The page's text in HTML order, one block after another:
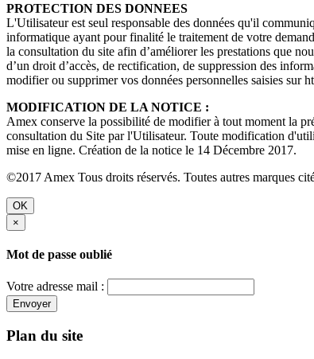
PROTECTION DES DONNEES
L'Utilisateur est seul responsable des données qu'il
informatique ayant pour finalité le traitement de votre
la consultation du site afin d’améliorer les prestations que
d’un droit d’accès, de rectification, de suppression des
modifier ou supprimer vos données personnelles saisies sur
MODIFICATION DE LA NOTICE :
Amex conserve la possibilité de modifier à tout moment la
consultation du Site par l'Utilisateur. Toute modification
mise en ligne. Création de la notice le 14 Décembre 2017.
©2017 Amex Tous droits réservés. Toutes autres marques
OK
×
Mot de passe oublié
Votre adresse mail :
Envoyer
Plan du site